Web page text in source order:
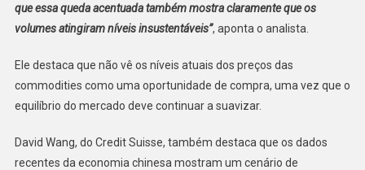
que essa queda acentuada também mostra claramente que os
volumes atingiram níveis insustentáveis”, aponta o analista.
Ele destaca que não vê os níveis atuais dos preços das
commodities como uma oportunidade de compra, uma vez que o
equilíbrio do mercado deve continuar a suavizar.
David Wang, do Credit Suisse, também destaca que os dados
recentes da economia chinesa mostram um cenário de